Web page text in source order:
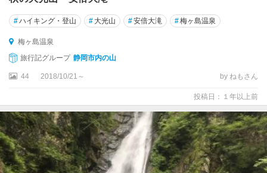
#ハイキング・登山 # 大光山 #安倍大滝 #梅ヶ島温泉
梅ヶ島温泉
旅行記グループ 静岡市内の山
44 2018/10/21～ by ねもさん
投稿日：１年以上前